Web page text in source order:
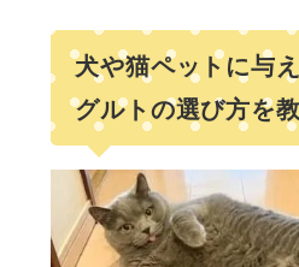
犬や猫ペットに与
グルトの選び方を